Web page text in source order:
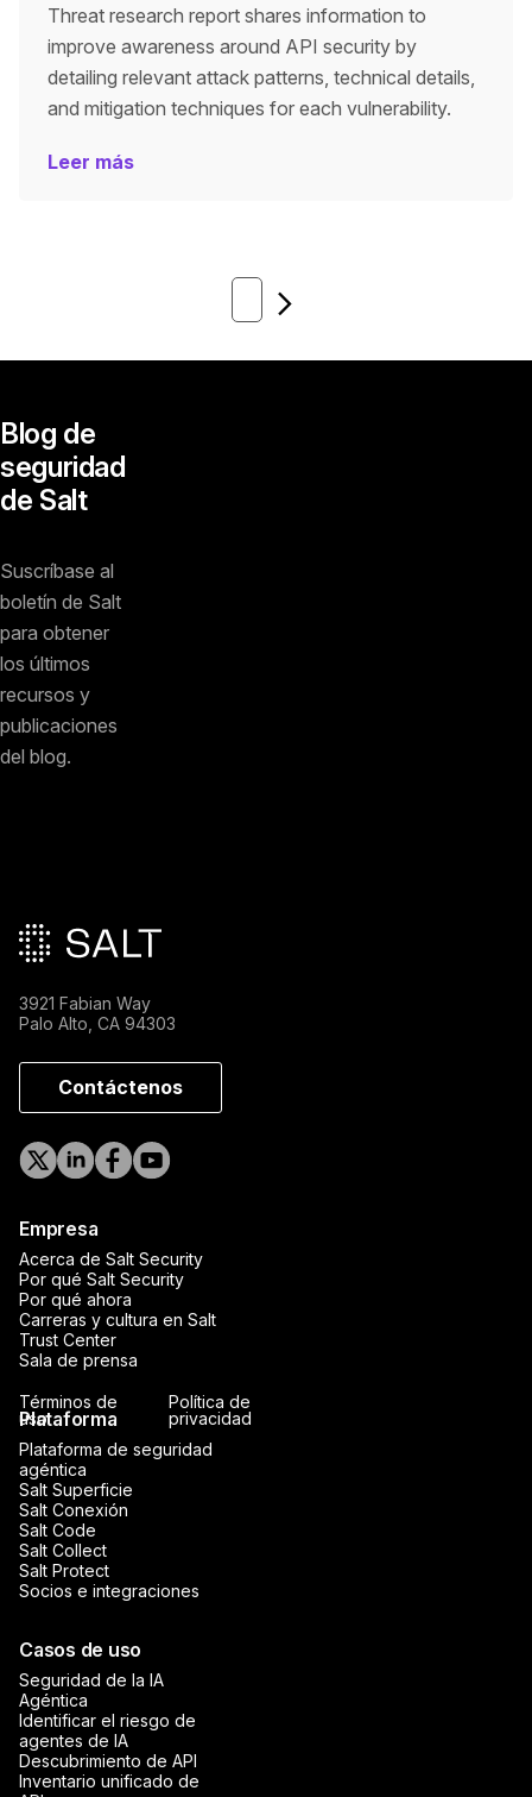
Threat research report shares information to
improve awareness around API security by
detailing relevant attack patterns, technical details,
and mitigation techniques for each vulnerability.
Leer más
Siguiente
Blog de
seguridad
de Salt
Suscríbase al
boletín de Salt
para obtener
los últimos
recursos y
publicaciones
del blog.
3921 Fabian Way
Palo Alto, CA 94303
Contáctenos
Empresa
Acerca de Salt Security
Por qué Salt Security
Por qué ahora
Carreras y cultura en Salt
Trust Center
Sala de prensa
Plataforma
Plataforma de seguridad
agéntica
Salt Superficie
Salt Conexión
Salt Code
Salt Collect
Salt Protect
Socios e integraciones
Casos de uso
Seguridad de la IA
Agéntica
Identificar el riesgo de
agentes de IA
Descubrimiento de API
Inventario unificado de
Términos de
uso
Política de
privacidad